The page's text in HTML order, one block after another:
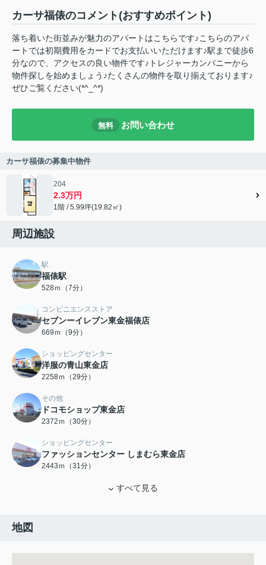
カーサ福俵のコメント(おすすめポイント)
落ち着いた街並みが魅力のアパートはこちらです♪こちらのアパ
ートでは初期費用をカードでお支払いいただけます♪駅まで徒歩6
分なので、アクセスの良い物件です♪トレジャーカンパニーから
物件探しを始めましょう♪たくさんの物件を取り揃えております♪
ぜひご覧ください(*^_^*)
無料 お問い合わせ
カーサ福俵の募集中物件
204
2.3万円
1階 / 5.99坪(19.82㎡)
周辺施設
駅
福俵駅
528ｍ（7分）
コンビニエンスストア
セブンーイレブン東金福俵店
669ｍ（9分）
ショッピングセンター
洋服の青山東金店
2258ｍ（29分）
その他
ドコモショップ東金店
2372ｍ（30分）
ショッピングセンター
ファッションセンター しまむら東金店
2443ｍ（31分）
すべて見る
地図